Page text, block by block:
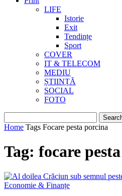
LIFE
Istorie
Exit
Tendințe
Sport
COVER
IT & TELECOM
MEDIU
ȘTIINȚĂ
SOCIAL
FOTO
Home Tags Focare pesta porcina
Tag: focare
Economie & Finanțe